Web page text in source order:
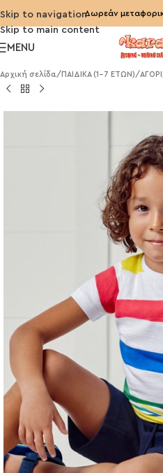
Skip to navigation
Skip to main content
Δωρεάν
MENU
Αρχική σελίδα/ ΠΑΙΔΙΚΑ (1-7 ΕΤΩΝ)/ΑΓΟΡΙ